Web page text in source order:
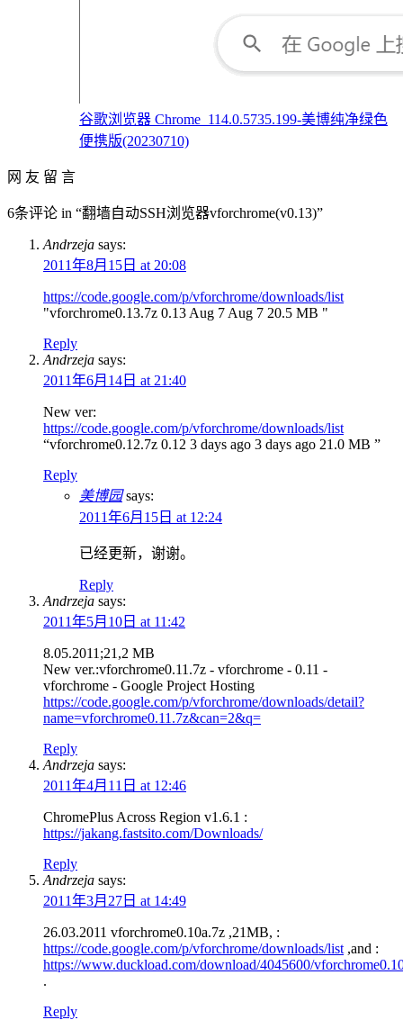
谷歌浏览器 Chrome_114.0.5735.199-美博纯净绿色
便携版(20230710)
网 友 留 言
6条评论 in “翻墙自动SSH浏览器vforchrome(v0.13)”
Andrzeja says:
2011年8月15日 at 20:08
https://code.google.com/p/vforchrome/downloads/list
"vforchrome0.13.7z 0.13 Aug 7 Aug 7 20.5 MB "
Reply
Andrzeja says:
2011年6月14日 at 21:40
New ver:
https://code.google.com/p/vforchrome/downloads/list
“vforchrome0.12.7z 0.12 3 days ago 3 days ago 21.0 MB ”
Reply
美博园 says:
2011年6月15日 at 12:24
已经更新，谢谢。
Reply
Andrzeja says:
2011年5月10日 at 11:42
8.05.2011;21,2 MB
New ver.:vforchrome0.11.7z - vforchrome - 0.11 -
vforchrome - Google Project Hosting
https://code.google.com/p/vforchrome/downloads/detail?
name=vforchrome0.11.7z&can=2&q=
Reply
Andrzeja says:
2011年4月11日 at 12:46
ChromePlus Across Region v1.6.1 :
https://jakang.fastsito.com/Downloads/
Reply
Andrzeja says:
2011年3月27日 at 14:49
26.03.2011 vforchrome0.10a.7z ,21MB, :
https://code.google.com/p/vforchrome/downloads/list ,and :
https://www.duckload.com/download/4045600/
.
Reply